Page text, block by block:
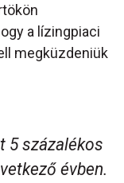
a lízingpiaci
megküzdeniük
5 százalékos
évben.